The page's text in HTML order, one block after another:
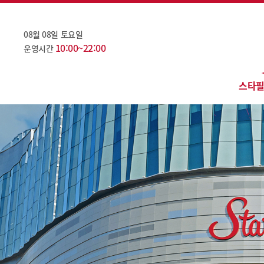
08월 08일 토요일
운영시간 10:00~22:00
스타
점
층
카테
편
오
주
대